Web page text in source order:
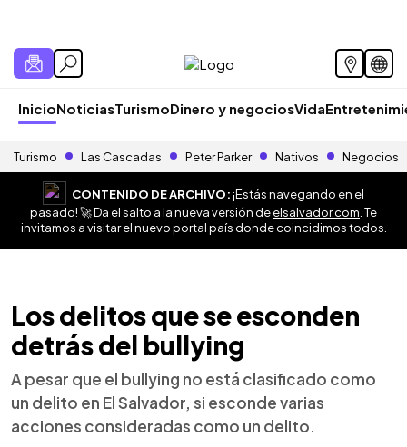
InicioNoticiasTurismoDinero y negociosVida
Turismo Las Cascadas Peter Parker Nativos Negocios
CONTENIDO DE ARCHIVO:¡Estás navegando en el
pasado! 🚀 Da el salto a la nueva versión deelsalvador.com . Te
invitamos a visitar el nuevo portal país donde coincidimos todos.
Los delitos que se esconden
detrás del bullying
A pesar que el bullying no está clasificado como
un delito en El Salvador, si esconde varias
acciones consideradas como un delito.